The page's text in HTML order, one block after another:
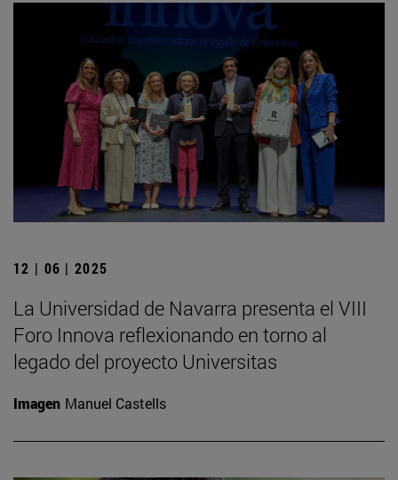
12 | 06 | 2025
La Universidad de Navarra presenta el VIII
Foro Innova reflexionando en torno al
legado del proyecto Universitas
Imagen Manuel Castells